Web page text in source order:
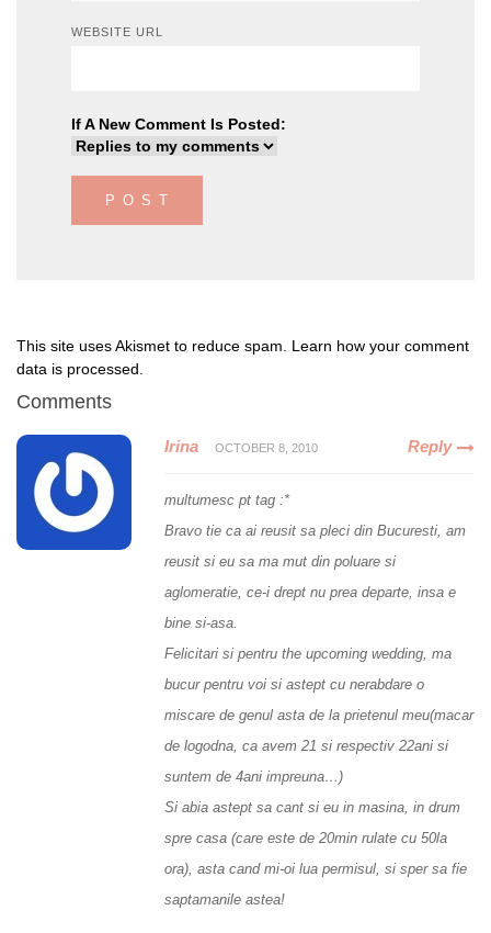
WEBSITE URL
If A New Comment Is Posted:
This site uses Akismet to reduce spam. Learn how your comment
data is processed
Comments
Irina OCTOBER 8, 2010 Reply
multumesc pt tag :*
Bravo tie ca ai reusit sa pleci din Bucuresti, am
reusit si eu sa ma mut din poluare si
aglomeratie, ce-i drept nu prea departe, insa e
bine si-asa.
Felicitari si pentru the upcoming wedding, ma
bucur pentru voi si astept cu nerabdare o
miscare de genul asta de la prietenul meu(macar
de logodna, ca avem 21 si respectiv 22ani si
suntem de 4ani impreuna…)
Si abia astept sa cant si eu in masina, in drum
spre casa (care este de 20min rulate cu 50la
ora), asta cand mi-oi lua permisul, si sper sa fie
saptamanile astea!